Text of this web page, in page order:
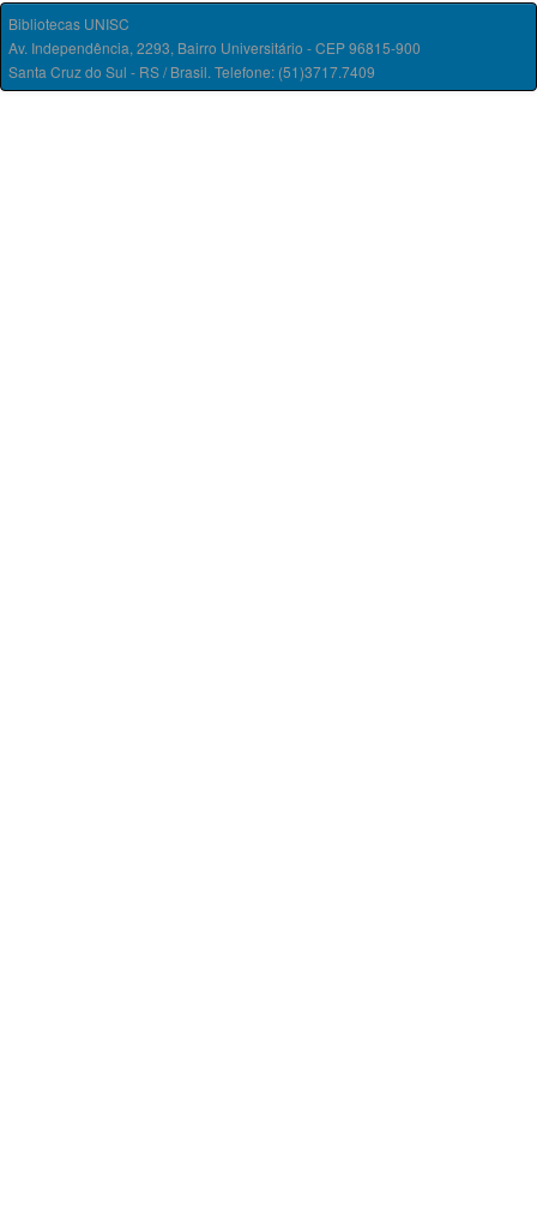
Bibliotecas UNISC
Av. Independência, 2293, Bairro Universitário - CEP 96815-900
Santa Cruz do Sul - RS / Brasil. Telefone: (51)3717.7409